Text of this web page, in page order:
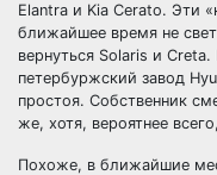
Elantra и Kia Cerato. Эти
ближайшее время не
вернуться Solaris и
петербуржский завод
простоя. Собственник
же, хотя, вероятнее
Похоже, в ближайшие